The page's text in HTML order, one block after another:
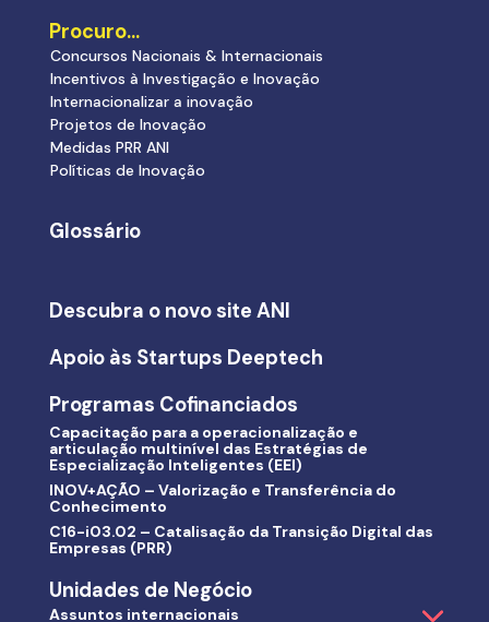
Procuro…
Concursos Nacionais & Internacionais
Incentivos à Investigação e Inovação
Internacionalizar a inovação
Projetos de Inovação
Medidas PRR ANI
Políticas de Inovação
Glossário
Descubra o novo site ANI
Apoio às Startups Deeptech
Programas Cofinanciados
Capacitação para a operacionalização e
articulação multinível das Estratégias de
Especialização Inteligentes (EEI)
INOV+AÇÃO – Valorização e Transferência do
Conhecimento
C16-i03.02 – Catalisação da Transição Digital das
Empresas (PRR)
Unidades de Negócio
Assuntos internacionais